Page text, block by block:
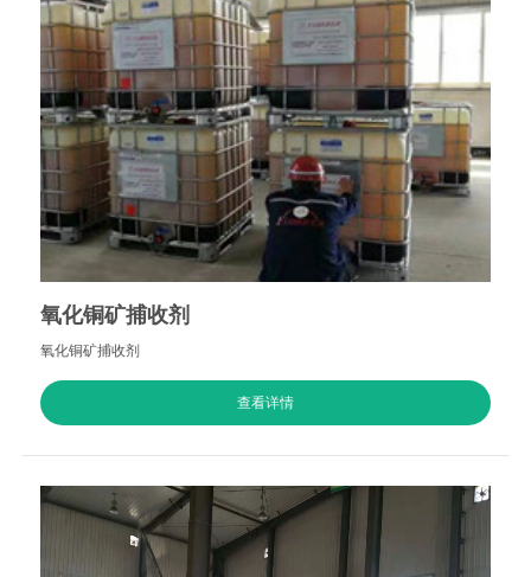
氧化铜矿捕收剂
氧化铜矿捕收剂
查看详情